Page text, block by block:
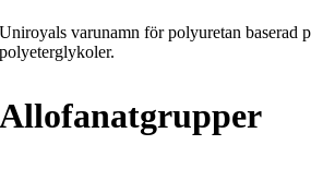
Uniroyals varunamn för polyuretan baserad
polyeterglykoler.
Allofanatgrupper